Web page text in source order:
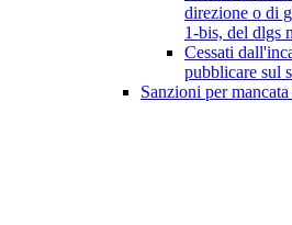
direzione o di
1-bis, del dlgs
Cessati
pubblicare sul
Sanzioni per